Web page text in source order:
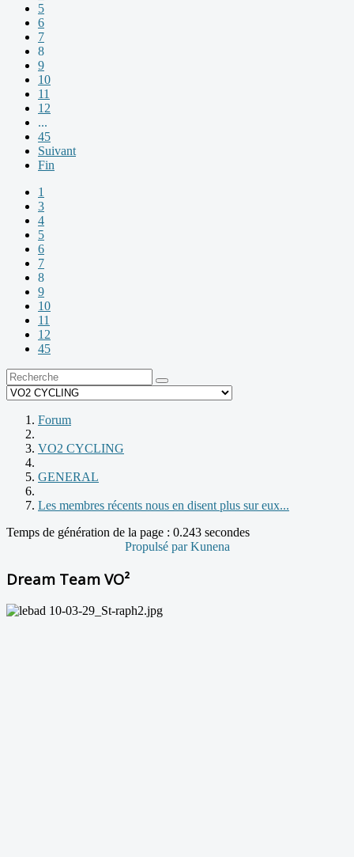
5
6
7
8
9
10
11
12
...
45
Suivant
Fin
1
3
4
5
6
7
8
9
10
11
12
45
Forum
VO2 CYCLING
GENERAL
Les membres récents nous en disent plus sur eux...
Temps de génération de la page : 0.243 secondes
Propulsé parKunena
Dream Team VO²